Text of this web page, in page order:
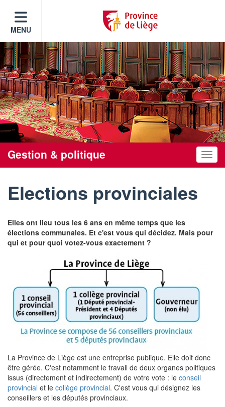
MENU
Gestion & politique
Elections provinciales
Elles ont lieu tous les 6 ans en même temps que les
élections communales. Et c'est vous qui décidez. Mais pour
qui et pour quoi votez-vous exactement ?
La Province de Liège est une entreprise publique. Elle doit donc
être gérée. C'est notamment le travail de deux organes politiques
issus (directement et indirectement) de votre vote : le conseil
provincial et le collège provincial. C'est vous qui désignez les
conseillers et les députés provinciaux.